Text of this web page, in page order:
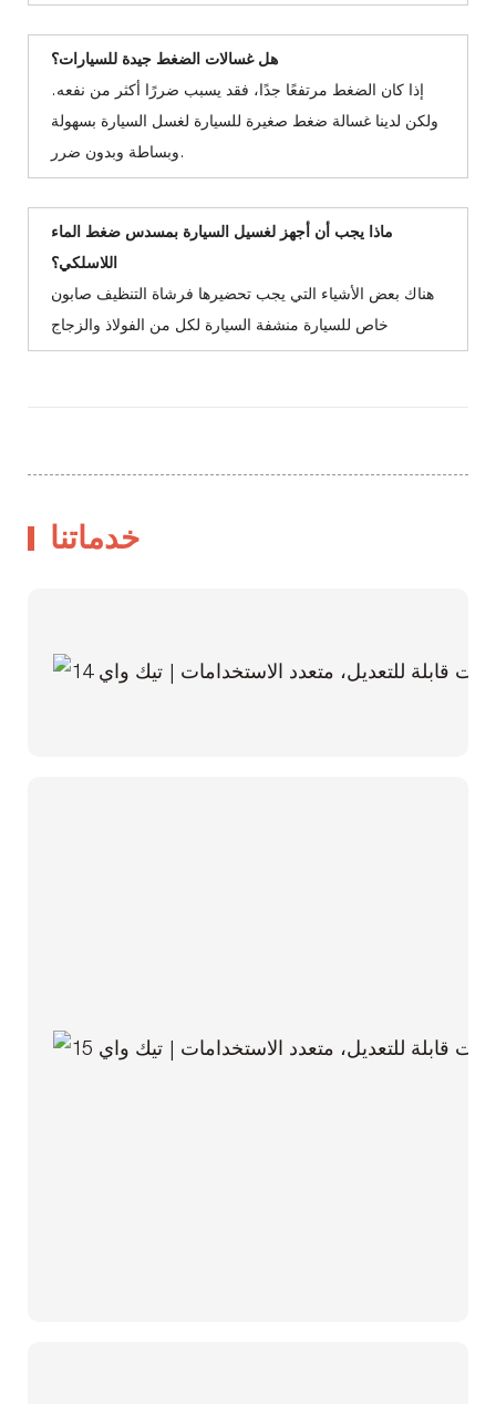
هل غسالات الضغط جيدة للسيارات؟
إذا كان الضغط مرتفعًا جدًا، فقد يسبب ضررًا أكثر من نفعه.
ولكن لدينا غسالة ضغط صغيرة للسيارة لغسل السيارة بسهولة
وبساطة وبدون ضرر.
ماذا يجب أن أجهز لغسيل السيارة بمسدس ضغط الماء
اللاسلكي؟
هناك بعض الأشياء التي يجب تحضيرها فرشاة التنظيف صابون
خاص للسيارة منشفة السيارة لكل من الفولاذ والزجاج
خدماتنا